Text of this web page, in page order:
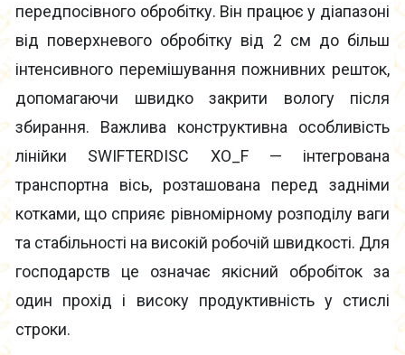
передпосівного обробітку. Він працює у діапазоні
від поверхневого обробітку від 2 см до більш
інтенсивного перемішування пожнивних решток,
допомагаючи швидко закрити вологу після
збирання. Важлива конструктивна особливість
лінійки SWIFTERDISC XO_F — інтегрована
транспортна вісь, розташована перед задніми
котками, що сприяє рівномірному розподілу ваги
та стабільності на високій робочій швидкості. Для
господарств це означає якісний обробіток за
один прохід і високу продуктивність у стислі
строки.